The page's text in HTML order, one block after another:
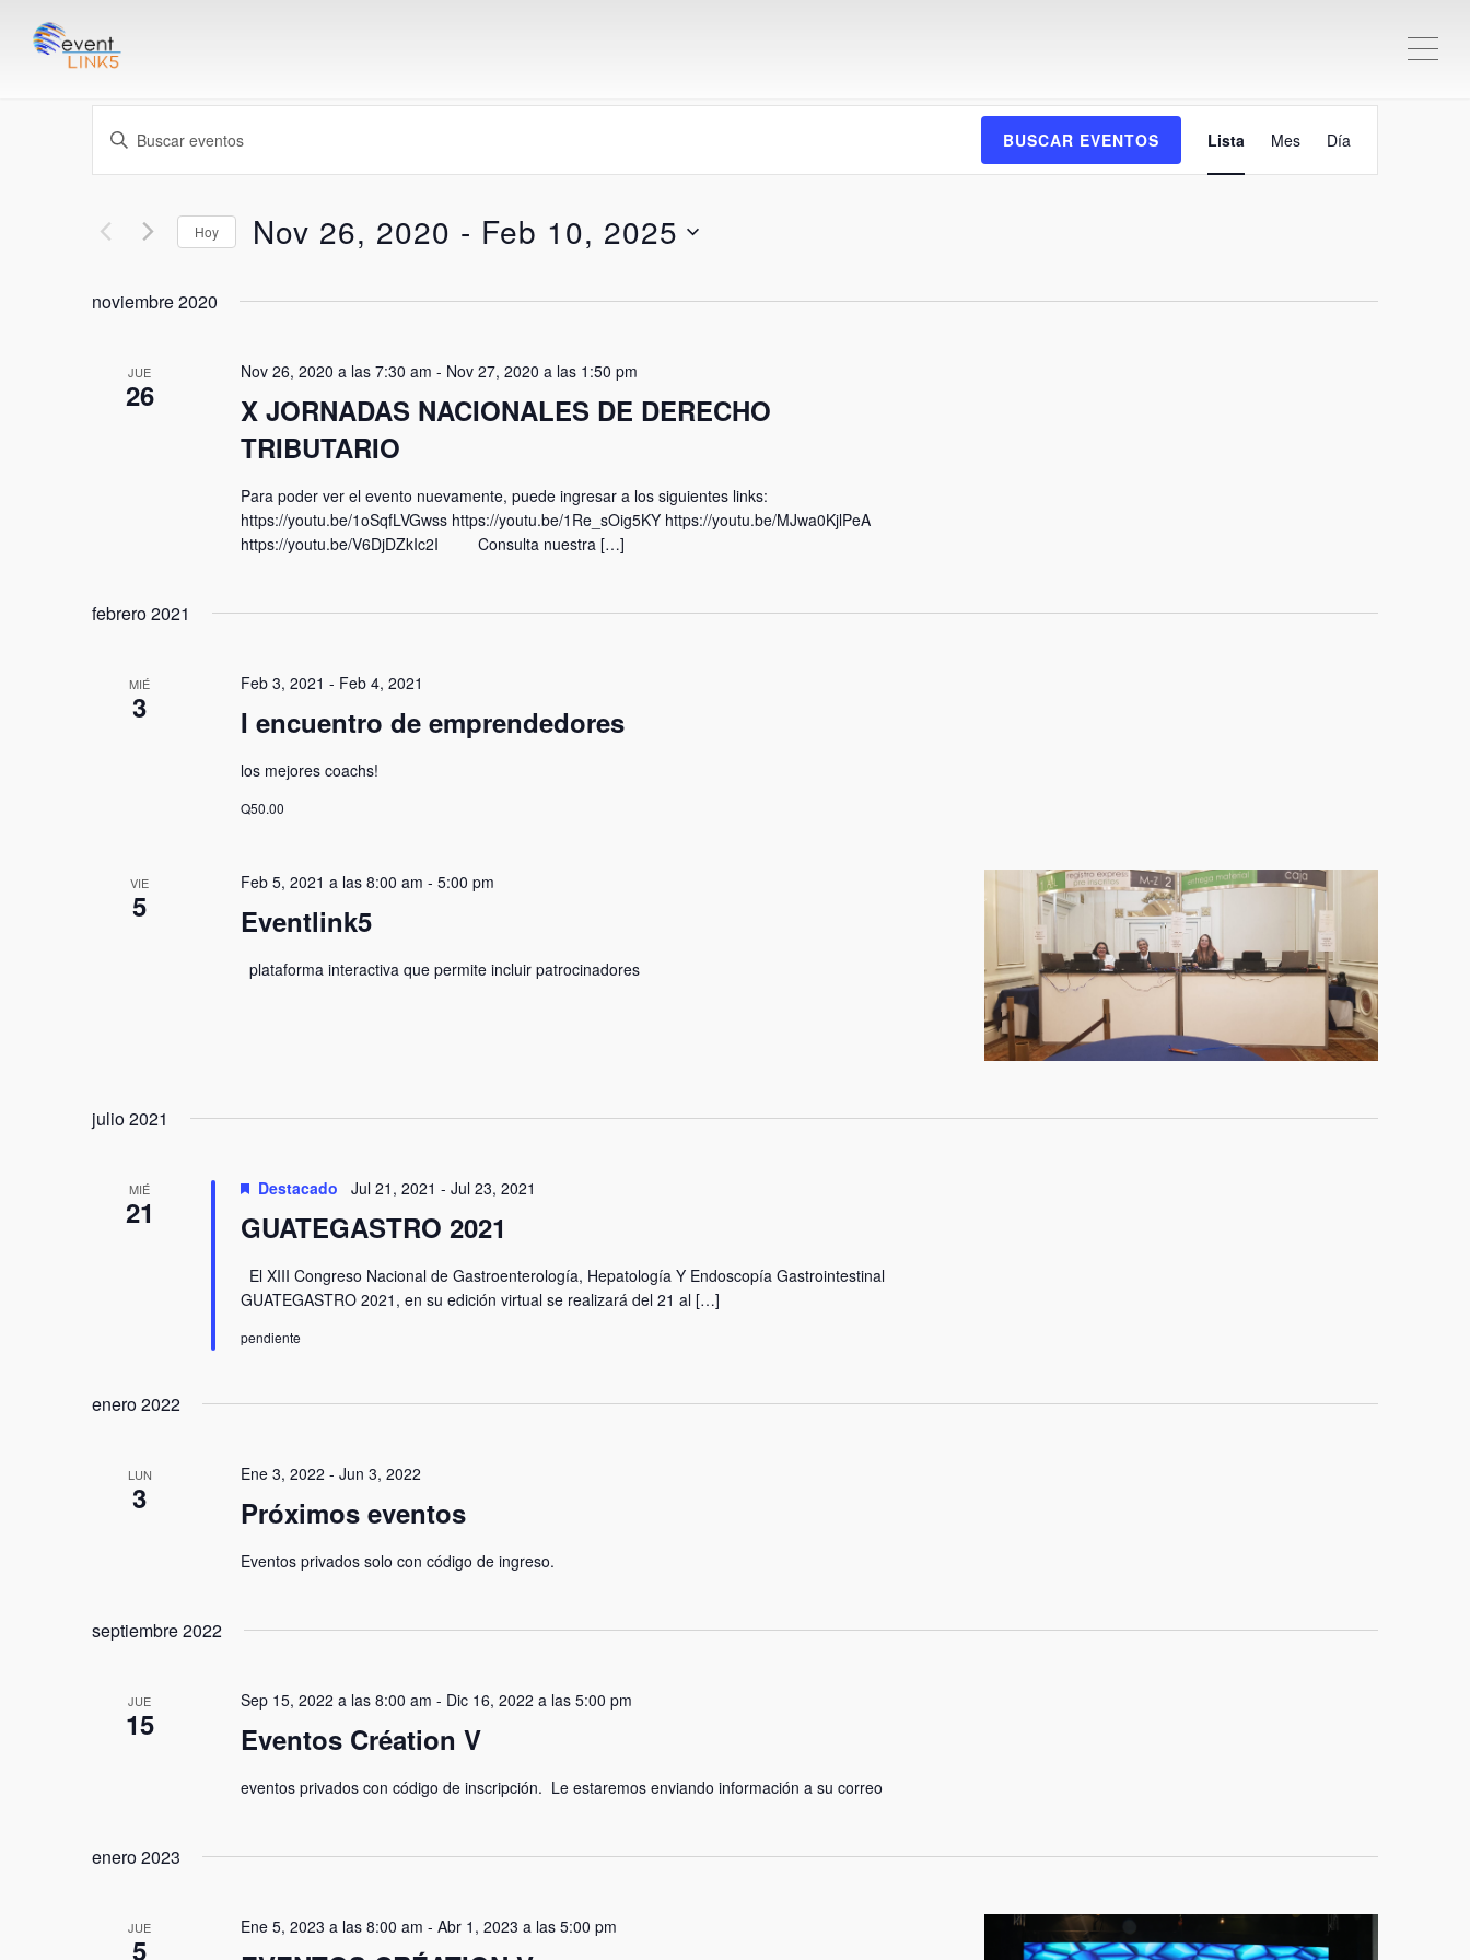
Navegación
de
búsqueda
vistas
de
Eventos
Introduce
clave.
palabra
clave.
BUSCAR EVENTOS
de
vistas
Lista Mes Día
Hoy Nov 26, 2020 - Feb 10, 2025
fecha.
noviembre 2020
JUE
26
Nov 26, 2020 a las 7:30 am - Nov 27, 2020 a las 1:50 pm
X JORNADAS NACIONALES DE DERECHO
TRIBUTARIO
Para poder ver el evento nuevamente, puede ingresar a los siguientes links:
https://youtu.be/1oSqfLVGwss https://youtu.be/1Re_sOig5KY https://youtu.be/MJwa0KjlPeA
https://youtu.be/V6DjDZkIc2I Consulta nuestra […]
febrero 2021
MIÉ
3
Feb 3, 2021 - Feb 4, 2021
I encuentro de emprendedores
los mejores coachs!
Q50.00
VIE
5
Feb 5, 2021 a las 8:00 am - 5:00 pm
Eventlink5
plataforma interactiva que permite incluir patrocinadores
julio 2021
MIÉ
21
Destacado Jul 21, 2021 - Jul 23, 2021
GUATEGASTRO 2021
El XIII Congreso Nacional de Gastroenterología, Hepatología Y Endoscopía Gastrointestinal
GUATEGASTRO 2021, en su edición virtual se realizará del 21 al […]
pendiente
enero 2022
LUN
3
Ene 3, 2022 - Jun 3, 2022
Próximos eventos
Eventos privados solo con código de ingreso.
septiembre 2022
JUE
15
Sep 15, 2022 a las 8:00 am - Dic 16, 2022 a las 5:00 pm
Eventos Création V
eventos privados con código de inscripción. Le estaremos enviando información a su correo
enero 2023
JUE
5
Ene 5, 2023 a las 8:00 am - Abr 1, 2023 a las 5:00 pm